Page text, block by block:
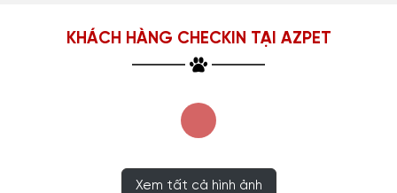
KHÁCH HÀNG CHECKIN TẠI AZPET
Xem tất cả hình ảnh